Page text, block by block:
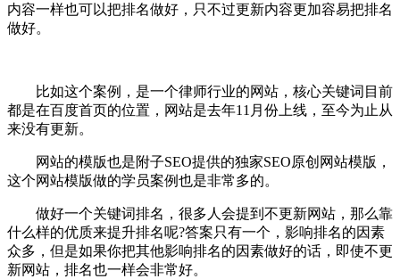
内容一样也可以把排名做好，只不过更新内容更加容易把排名
做好。
比如这个案例，是一个律师行业的网站，核心关键词目前
都是在百度首页的位置，网站是去年11月份上线，至今为止从
来没有更新。
网站的模版也是附子SEO提供的独家SEO原创网站模版，
这个网站模版做的学员案例也是非常多的。
做好一个关键词排名，很多人会提到不更新网站，那么靠
什么样的优质来提升排名呢?答案只有一个，影响排名的因素
众多，但是如果你把其他影响排名的因素做好的话，即使不更
新网站，排名也一样会非常好。